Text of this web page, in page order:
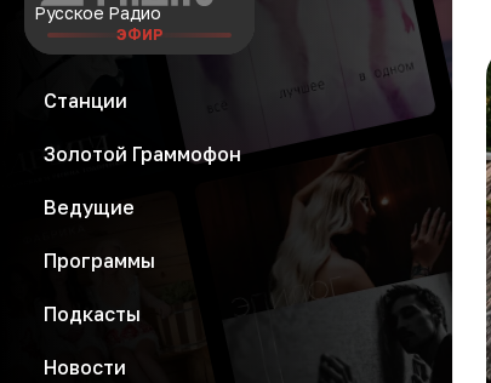
Русское Радио
ЭФИР
Станции
Золотой Граммофон
Ведущие
Программы
Подкасты
Новости